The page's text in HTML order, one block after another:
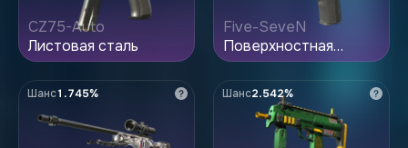
CZ75-Auto
Листовая сталь
Five-SeveN
Поверхностная
закалка
Шанс1.745% Шанс2.542%